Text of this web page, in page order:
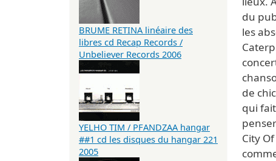
du
les
de
qui
City
BRUME RETINA linéaire des
libres cd Recap Records /
Unbeliever Records 2006
YELHO TIM / PFANDZAA hangar
##1 cd les disques du hangar 221
2005